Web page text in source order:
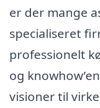
er der mange
specialiseret
professionelt
og
visioner til